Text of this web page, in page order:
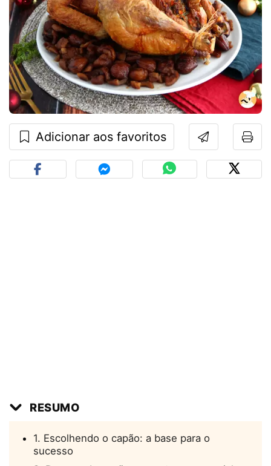
Adicionar aos favoritos
RESUMO
1. Escolhendo o capão: a base para o
sucesso